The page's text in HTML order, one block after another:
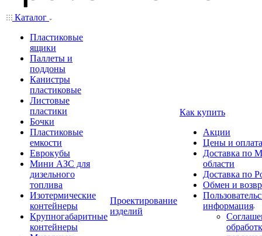
Каталог
Пластиковые
ящики
Паллеты и
поддоны
Канистры
пластиковые
Листовые
пластики
Бочки
Пластиковые
емкости
Еврокубы
Мини АЗС для
дизельного
топлива
Изотермические
контейнеры
Крупногабаритные
контейнеры
Проектирование
изделий
Как купить
Акции
Цены и оплата
Доставка по
области
Доставка по
Обмен и
информация